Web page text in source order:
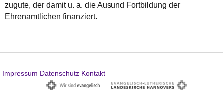
zugute, der damit u. a. die Ausund Fortbildung der
Ehrenamtlichen finanziert.
Impressum Datenschutz Kontakt